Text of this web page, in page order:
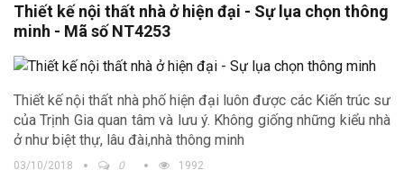
Thiết kế nội thất nhà ở hiện đại - Sự lụa chọn thông
minh - Mã số NT4253
Thiết kế nội thất nhà phố hiện đại luôn được các Kiến trúc sư
của Trịnh Gia quan tâm và lưu ý. Không giống những kiểu nhà
ở như biệt thự, lâu đài,nhà thông minh
03/10/2018 0 1992